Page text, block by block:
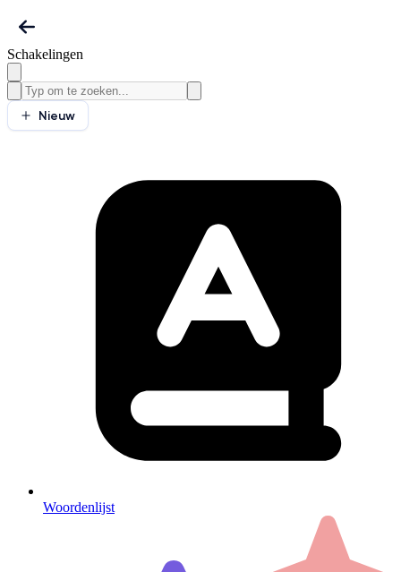
Schakelingen
Nieuw
Woordenlijst